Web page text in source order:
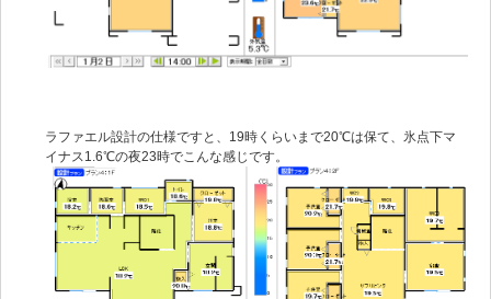
ラファエル設計の仕様ですと、19時くらいまで20℃は保て、氷点下マ
イナス1.6℃の夜23時でこんな感じです。